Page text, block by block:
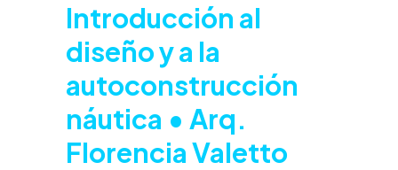
Introducción al
diseño y a la
autoconstrucción
náutica • Arq.
Florencia Valetto